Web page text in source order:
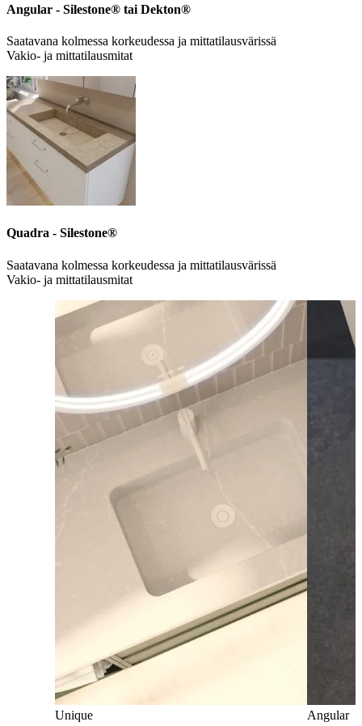
Angular - Silestone® tai Dekton®
Saatavana kolmessa korkeudessa ja mittatilausvärissä
Vakio- ja mittatilausmitat
Quadra - Silestone®
Saatavana kolmessa korkeudessa ja mittatilausvärissä
Vakio- ja mittatilausmitat
Unique Angular